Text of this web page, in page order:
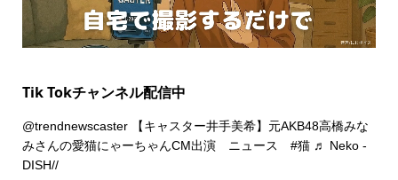
Tik Tokチャンネル配信中
@trendnewscaster【キャスター井手美希】元AKB48高橋みな
みさんの愛猫にゃーちゃんCM出演 ニュース #猫 ♬ Neko -
DISH//